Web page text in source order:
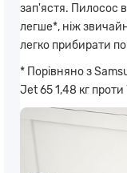
зап'ястя. Пилосос
легше*, ніж
легко прибирати
* Порівняно з
Jet 65 1,48 кг проти